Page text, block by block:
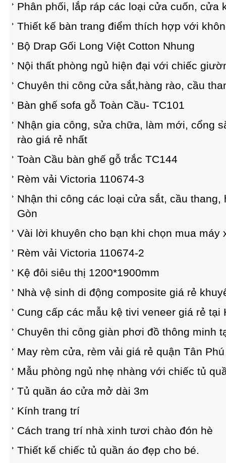
Phân phối, lắp ráp các loại cửa cuốn, cửa
Thiết kế bàn trang điểm thích hợp với
Bộ Drap Gối Long Việt Cotton Nhung
Nội thất phòng ngủ hiện đại với chiếc
Chuyên thi công cửa sắt,hàng rào, cầu
Bàn ghế sofa gỗ Toàn Cầu- TC101
Nhận gia công, sửa chữa, làm mới, cổng
rào giá rẻ nhất
Toàn Cầu bàn ghế gỗ trắc TC144
Rèm vải Victoria 110674-3
Nhận thi công các loại cửa sắt, cầu thang,
Gòn
Vài lời khuyên cho bạn khi chọn mua máy
Rèm vải Victoria 110674-2
Kệ đôi siêu thị 1200*1900mm
Nhà vệ sinh di động composite giá rẻ
Cung cấp các mẫu kệ tivi veneer giá rẻ tại
Chuyên thi công giàn phơi đồ thông minh
May rèm cửa, rèm vải giá rẻ quận Tân Phú
Mẫu phòng ngủ nhẹ nhàng với chiếc tủ
Tủ quần áo cửa mở dài 3m
Kính trang trí
Cách trang trí nhà xinh tươi chào đón hè
Thiết kế chiếc tủ quần áo đẹp cho bé.